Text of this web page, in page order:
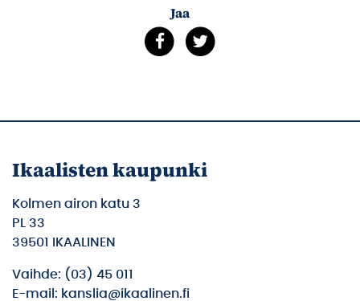
Jaa
Ikaalisten kaupunki
Kolmen airon katu 3
PL 33
39501 IKAALINEN
Vaihde: (03) 45 011
E-mail: kanslia@ikaalinen.fi